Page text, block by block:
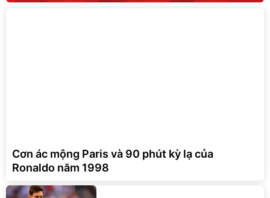
Cơn ác mộng Paris và 90 phút kỳ lạ của
Ronaldo năm 1998